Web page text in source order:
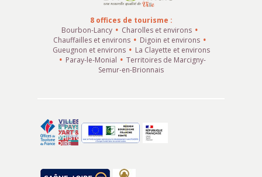
8 offices de tourisme :
Bourbon-Lancy
Charolles et environs
Chauffailles et environs
Digoin et environs
Gueugnon et environs
La Clayette et environs
Paray-le-Monial
Territoires de Marcigny-
Semur-en-Brionnais